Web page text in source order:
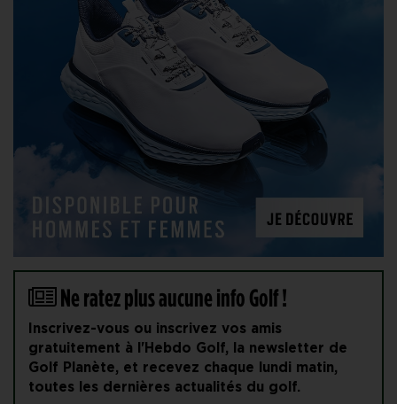
Ne ratez plus aucune info Golf !
Inscrivez-vous ou inscrivez vos amis
gratuitement à l'Hebdo Golf, la newsletter de
Golf Planète, et recevez chaque lundi matin,
toutes les dernières actualités du golf.